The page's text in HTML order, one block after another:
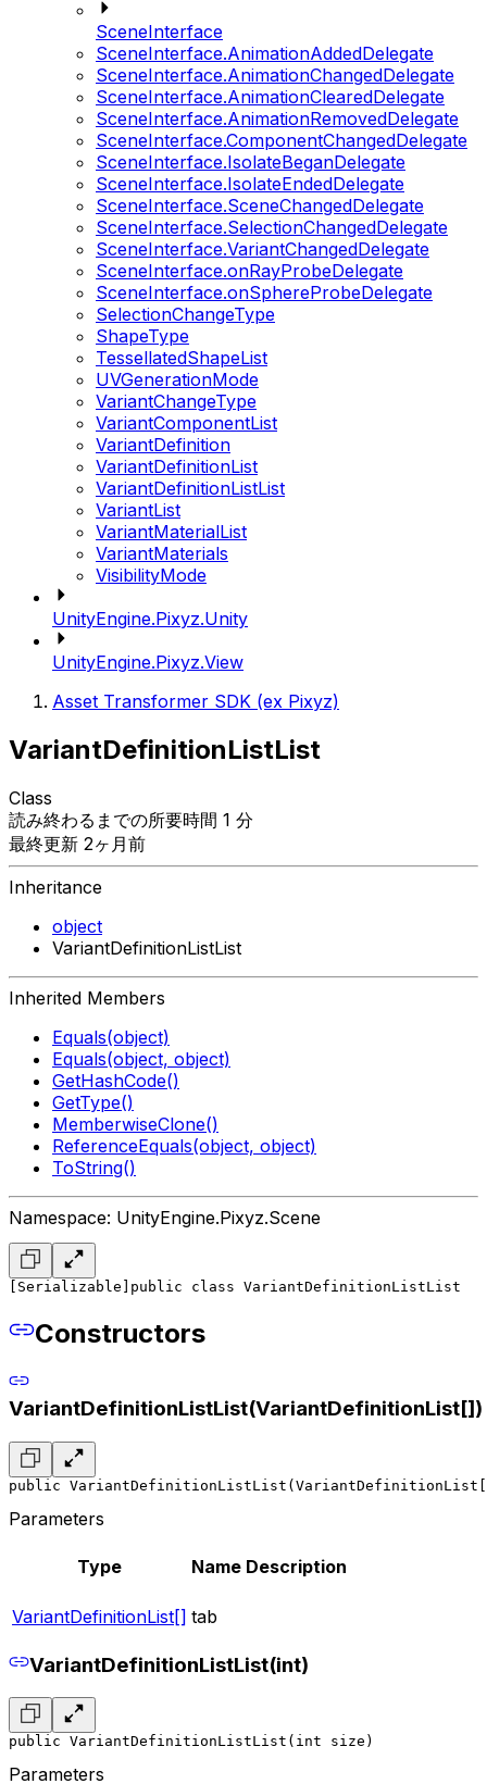
SceneInterface
SceneInterface.AnimationAddedDelegate
SceneInterface.AnimationChangedDelegate
SceneInterface.AnimationClearedDelegate
SceneInterface.AnimationRemovedDelegate
SceneInterface.ComponentChangedDelegate
SceneInterface.IsolateBeganDelegate
SceneInterface.IsolateEndedDelegate
SceneInterface.SceneChangedDelegate
SceneInterface.SelectionChangedDelegate
SceneInterface.VariantChangedDelegate
SceneInterface.onRayProbeDelegate
SceneInterface.onSphereProbeDelegate
SelectionChangeType
ShapeType
TessellatedShapeList
UVGenerationMode
VariantChangeType
VariantComponentList
VariantDefinition
VariantDefinitionList
VariantDefinitionListList
VariantList
VariantMaterialList
VariantMaterials
VisibilityMode
UnityEngine.Pixyz.Unity
UnityEngine.Pixyz.View
Asset Transformer SDK (ex Pixyz)
VariantDefinitionListList
Class
読み終わるまでの所要時間 1 分
最終更新 2ヶ月前
Inheritance
object
VariantDefinitionListList
Inherited Members
Equals(object)
Equals(object, object)
GetHashCode()
GetType()
MemberwiseClone()
ReferenceEquals(object, object)
ToString()
Namespace: UnityEngine.Pixyz.Scene
[Serializable] public class VariantDefinitionListList
Constructors
VariantDefinitionListList(VariantDefinitionList[])
public
Parameters
Type Name Description
VariantDefinitionList[] tab
VariantDefinitionListList(int)
public VariantDefinitionListList(int size)
Parameters